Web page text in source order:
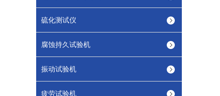
硫化测试仪
腐蚀持久试验机
振动试验机
疲劳试验机